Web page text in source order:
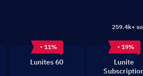
259.4k+
- 19%
Lunite
- 11%
60 Lunites